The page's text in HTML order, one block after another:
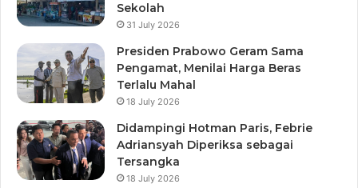
Sekolah
31 July 2026
Presiden Prabowo Geram Sama
Pengamat, Menilai Harga Beras
Terlalu Mahal
18 July 2026
Didampingi Hotman Paris, Febrie
Adriansyah Diperiksa sebagai
Tersangka
18 July 2026